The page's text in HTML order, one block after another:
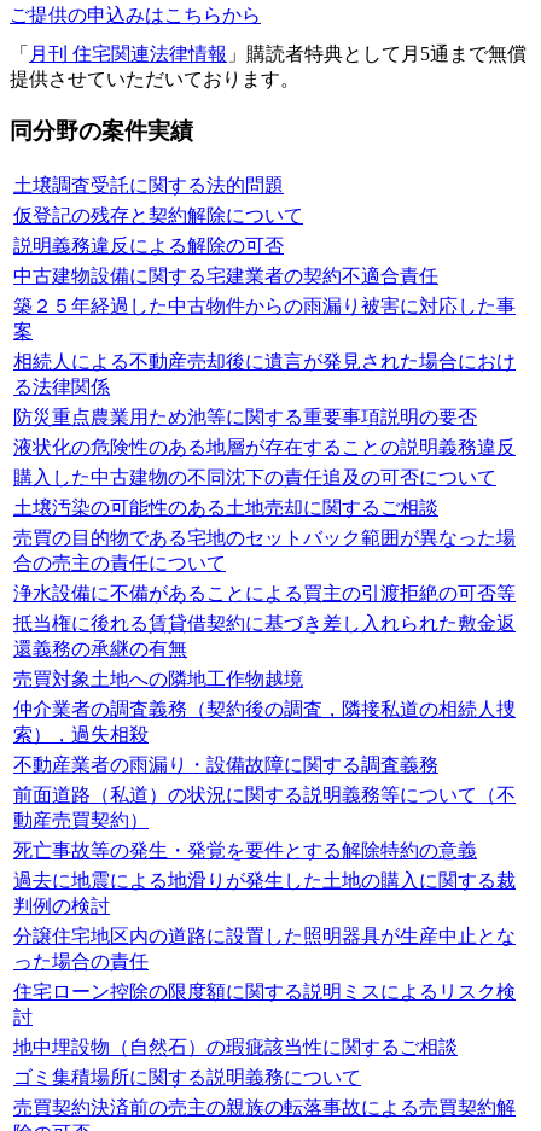
ご提供の申込みはこちらから
「 月刊 住宅関連法律情報 」購読者特典として月5通まで無償
提供させていただいております。
同分野の案件実績
土壌調査受託に関する法的問題
仮登記の残存と契約解除について
説明義務違反による解除の可否
中古建物設備に関する宅建業者の契約不適合責任
築２５年経過した中古物件からの雨漏り被害に対応した事
案
相続人による不動産売却後に遺言が発見された場合におけ
る法律関係
防災重点農業用ため池等に関する重要事項説明の要否
液状化の危険性のある地層が存在することの説明義務違反
購入した中古建物の不同沈下の責任追及の可否について
土壌汚染の可能性のある土地売却に関するご相談
売買の目的物である宅地のセットバック範囲が異なった場
合の売主の責任について
浄水設備に不備があることによる買主の引渡拒絶の可否等
抵当権に後れる賃貸借契約に基づき差し入れられた敷金返
還義務の承継の有無
売買対象土地への隣地工作物越境
仲介業者の調査義務（契約後の調査，隣接私道の相続人捜
索），過失相殺
不動産業者の雨漏り・設備故障に関する調査義務
前面道路（私道）の状況に関する説明義務等について（不
動産売買契約）
死亡事故等の発生・発覚を要件とする解除特約の意義
過去に地震による地滑りが発生した土地の購入に関する裁
判例の検討
分譲住宅地区内の道路に設置した照明器具が生産中止とな
った場合の責任
住宅ローン控除の限度額に関する説明ミスによるリスク検
討
地中埋設物（自然石）の瑕疵該当性に関するご相談
ゴミ集積場所に関する説明義務について
売買契約決済前の売主の親族の転落事故による売買契約解